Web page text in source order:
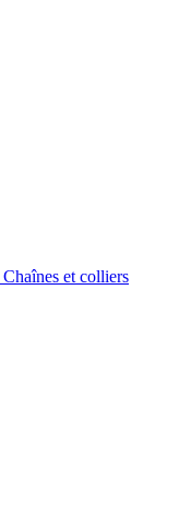
Chaînes et colliers